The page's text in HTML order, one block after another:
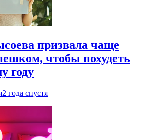
призвала чаще
чтобы похудеть
году
2 года спустя